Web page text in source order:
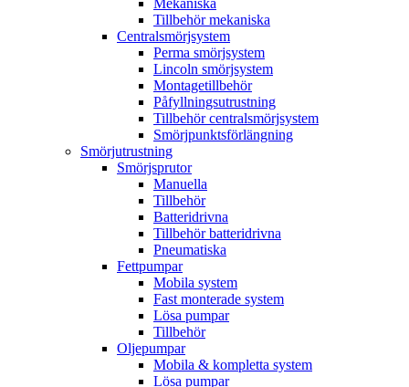
Mekaniska
Tillbehör mekaniska
Centralsmörjsystem
Perma smörjsystem
Lincoln smörjsystem
Montagetillbehör
Påfyllningsutrustning
Tillbehör centralsmörjsystem
Smörjpunktsförlängning
Smörjutrustning
Smörjsprutor
Manuella
Tillbehör
Batteridrivna
Tillbehör batteridrivna
Pneumatiska
Fettpumpar
Mobila system
Fast monterade system
Lösa pumpar
Tillbehör
Oljepumpar
Mobila & kompletta system
Lösa pumpar